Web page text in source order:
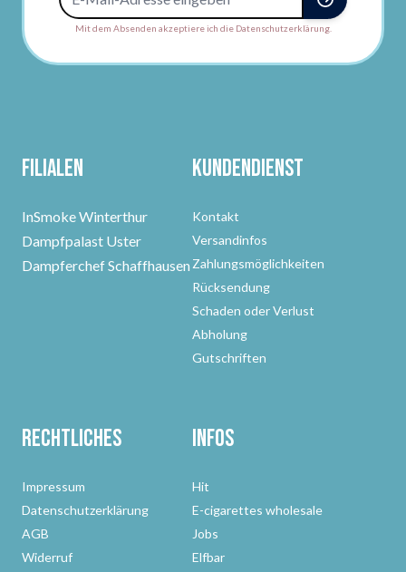
Mit dem Absenden akzeptiere ich die Datenschutzerklärung.
Filialen
InSmoke Winterthur
Dampfpalast Uster
Dampferchef Schaffhausen
Kundendienst
Kontakt
Versandinfos
Zahlungsmöglichkeiten
Rücksendung
Schaden oder Verlust
Abholung
Gutschriften
Rechtliches
Impressum
Datenschutzerklärung
AGB
Widerruf
Infos
Hit
E-cigarettes wholesale
Jobs
Elfbar